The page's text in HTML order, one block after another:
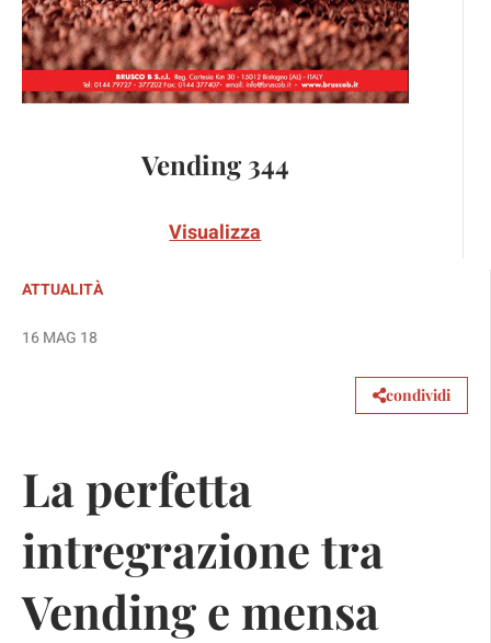
Vending 344
Visualizza
ATTUALITÀ
16 MAG 18
condividi
La perfetta
intregrazione tra
Vending e mensa